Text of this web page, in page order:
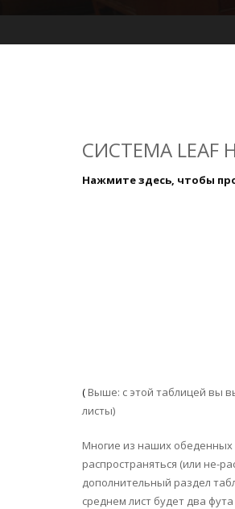
СИСТЕМА
Нажмите здесь, чтобы
( Выше: с этой таблицей вы
листы)
Многие из наших обеденных
распространяться (или не-
дополнительный раздел
среднем лист будет два